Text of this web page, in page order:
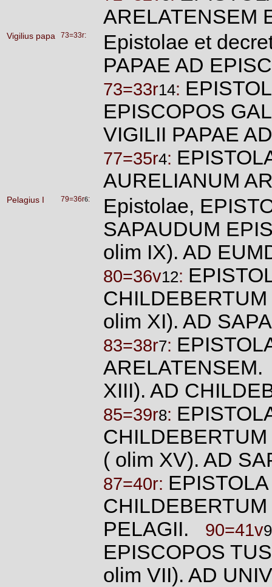
ARELATENSEM
Vigilius papa 73=33r:
Epistolae et
PAPAE AD
73=33r14:
EPISCOPOS
VIGILII PAPAE
77=35r4:
AURELIANUM
Pelagius I 79=36r6:
Epistolae,
SAPAUDUM
olim IX). AD
80=36v12:
olim XI). AD
83=38r7:
XIII). AD
85=39r8:
( olim XV). AD
87=40r:
PELAGII.
90=41v9
EPISCOPOS
olim VII). AD